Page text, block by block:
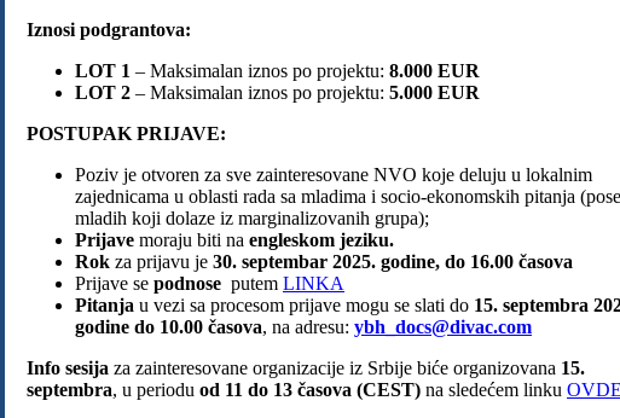
Iznosi podgrantova:
LOT 1 – Maksimalan iznos po projektu: 8.000 EUR
LOT 2 – Maksimalan iznos po projektu: 5.000 EUR
POSTUPAK PRIJAVE:
Poziv je otvoren za sve zainteresovane NVO koje deluju u lokalnim
zajednicama u oblasti rada sa mladima i socio-ekonomskih pitanja
mladih koji dolaze iz marginalizovanih grupa);
Prijave moraju biti na engleskom jeziku.
Rok za prijavu je 30. septembar 2025. godine, do 16.00 časova
Prijave se podnose putem LINKA
Pitanja u vezi sa procesom prijave mogu se slati do 15. septembra
godine do 10.00 časova, na adresu: ybh_docs@divac.com
Info sesija za zainteresovane organizacije iz Srbije biće organizovana 15.
septembra, u periodu od 11 do 13 časova (CEST) na sledećem linku OVDE